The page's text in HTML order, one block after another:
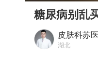
糖尿病别乱
皮肤科苏
湖北